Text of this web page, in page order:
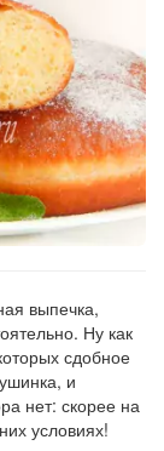
выпечка,
Ну как
сдобное
и
нет: скорее на
условиях!